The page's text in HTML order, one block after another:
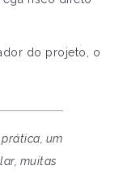
do projeto, o
prática, um
muitas